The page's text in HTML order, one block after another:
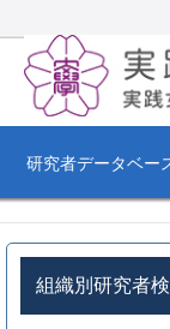
研究者データベー
組織別研究者